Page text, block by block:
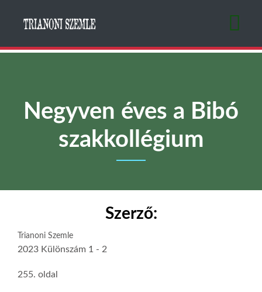
Negyven éves a Bibó
szakkollégium
Szerző:
Trianoni Szemle
2023 Különszám 1 - 2
255. oldal